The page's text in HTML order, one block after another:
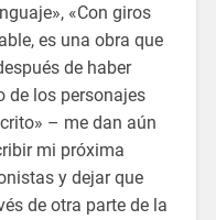
«Con giros
es una obra que
de haber
de los personajes
– me dan aún
mi próxima
y dejar que
de otra parte de la